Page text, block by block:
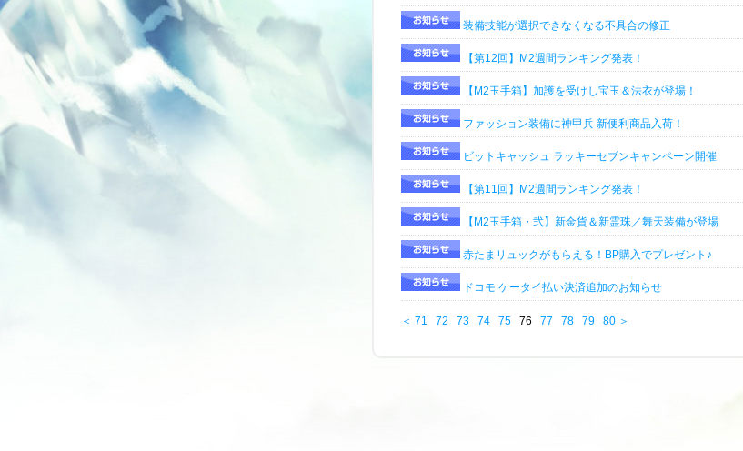
装備技能が選択できなくなる不具合の修正
【第12回】M2週間ランキング発表！
【M2玉手箱】加護を受けし宝玉＆法衣が登場！
ファッション装備に神甲兵 新便利商品入荷！
ビットキャッシュ ラッキーセブンキャンペーン開催
【第11回】M2週間ランキング発表！
【M2玉手箱・弐】新金貨＆新霊珠／舞天装備が登場
赤たまリュックがもらえる！BP購入でプレゼント♪
ドコモ ケータイ払い決済追加のお知らせ
＜ 71 72 73 74 75 76 77 78 79 80 ＞